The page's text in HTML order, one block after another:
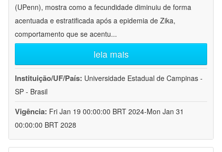
(UPenn), mostra como a fecundidade diminuiu de forma
acentuada e estratificada após a epidemia de Zika,
comportamento que se acentu...
leia mais
Instituição/UF/País: Universidade Estadual de Campinas -
SP - Brasil
Vigência: Fri Jan 19 00:00:00 BRT 2024-Mon Jan 31
00:00:00 BRT 2028